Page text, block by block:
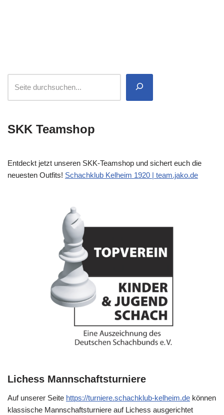
SKK Teamshop
Entdeckt jetzt unseren SKK-Teamshop und sichert euch die
neuesten Outfits! Schachklub Kelheim 1920 | team.jako.de
Lichess Mannschaftsturniere
Auf unserer Seite https://turniere.schachklub-kelheim.de können
klassische Mannschaftsturniere auf Lichess ausgerichtet